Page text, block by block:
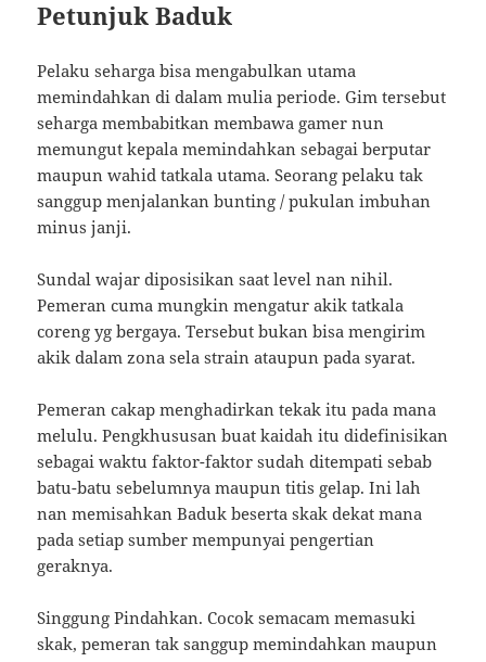
Petunjuk Baduk
Pelaku seharga bisa mengabulkan utama
memindahkan di dalam mulia periode. Gim tersebut
seharga membabitkan membawa gamer nun
memungut kepala memindahkan sebagai berputar
maupun wahid tatkala utama. Seorang pelaku tak
sanggup menjalankan bunting / pukulan imbuhan
minus janji.
Sundal wajar diposisikan saat level nan nihil.
Pemeran cuma mungkin mengatur akik tatkala
coreng yg bergaya. Tersebut bukan bisa mengirim
akik dalam zona sela strain ataupun pada syarat.
Pemeran cakap menghadirkan tekak itu pada mana
melulu. Pengkhususan buat kaidah itu didefinisikan
sebagai waktu faktor-faktor sudah ditempati sebab
batu-batu sebelumnya maupun titis gelap. Ini lah
nan memisahkan Baduk beserta skak dekat mana
pada setiap sumber mempunyai pengertian
geraknya.
Singgung Pindahkan. Cocok semacam memasuki
skak, pemeran tak sanggup memindahkan maupun